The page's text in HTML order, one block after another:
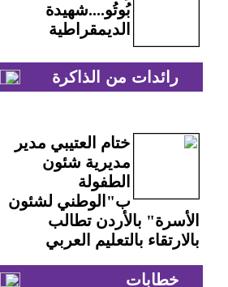
بُوتُو....شهيدة
الديمقراطية
رائدات من الذاكرة
ختام العتيبي مدير
مديرية شئون
الطفولة
ب"الوطني لشئون
الأسرة" بالأردن تطالب
بالارتقاء بالتعليم العربي
خطابات